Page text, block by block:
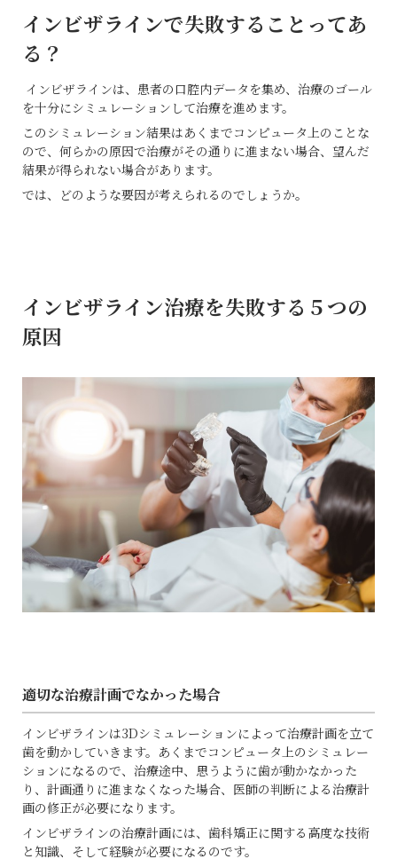
インビザラインで失敗することってあ
る？
インビザラインは、患者の口腔内データを集め、治療のゴール
を十分にシミュレーションして治療を進めます。
このシミュレーション結果はあくまでコンピュータ上のことな
ので、何らかの原因で治療がその通りに進まない場合、望んだ
結果が得られない場合があります。
では、どのような要因が考えられるのでしょうか。
インビザライン治療を失敗する５つの
原因
適切な治療計画でなかった場合
インビザラインは3Dシミュレーションによって治療計画を立て
歯を動かしていきます。あくまでコンピュータ上のシミュレー
ションになるので、治療途中、思うように歯が動かなかった
り、計画通りに進まなくなった場合、医師の判断による治療計
画の修正が必要になります。
インビザラインの治療計画には、歯科矯正に関する高度な技術
と知識、そして経験が必要になるのです。